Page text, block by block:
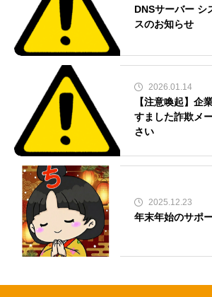
DNSサーバー シ
スのお知らせ
2026.01.14
【注意喚起】企
すました詐欺メ
さい
2025.12.23
年末年始のサポ